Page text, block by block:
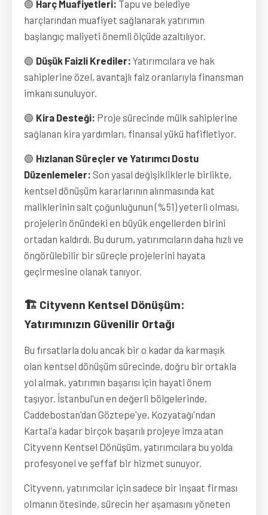
🟢 Harç Muafiyetleri: Tapu ve belediye
harçlarından muafiyet sağlanarak yatırımın
başlangıç maliyeti önemli ölçüde azaltılıyor.
🟢 Düşük Faizli Krediler: Yatırımcılara ve hak
sahiplerine özel, avantajlı faiz oranlarıyla finansman
imkanı sunuluyor.
🟢 Kira Desteği: Proje sürecinde mülk sahiplerine
sağlanan kira yardımları, finansal yükü hafifletiyor.
🟢 Hızlanan Süreçler ve Yatırımcı Dostu
Düzenlemeler: Son yasal değişikliklerle birlikte,
kentsel dönüşüm kararlarının alınmasında kat
maliklerinin salt çoğunluğunun (%51) yeterli olması,
projelerin önündeki en büyük engellerden birini
ortadan kaldırdı. Bu durum, yatırımcıların daha hızlı ve
öngörülebilir bir süreçle projelerini hayata
geçirmesine olanak tanıyor.
🏗️ Cityvenn Kentsel Dönüşüm:
Yatırımınızın Güvenilir Ortağı
Bu fırsatlarla dolu ancak bir o kadar da karmaşık
olan kentsel dönüşüm sürecinde, doğru bir ortakla
yol almak, yatırımın başarısı için hayati önem
taşıyor. İstanbul'un en değerli bölgelerinde,
Caddebostan'dan Göztepe'ye, Kozyatağı'ndan
Kartal'a kadar birçok başarılı projeye imza atan
Cityvenn Kentsel Dönüşüm, yatırımcılara bu yolda
profesyonel ve şeffaf bir hizmet sunuyor.
Cityvenn, yatırımcılar için sadece bir inşaat firması
olmanın ötesinde, sürecin her aşamasını yöneten